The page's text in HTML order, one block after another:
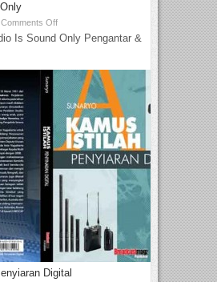
Comments Off
Is Sound Only Pengantar &
Digital